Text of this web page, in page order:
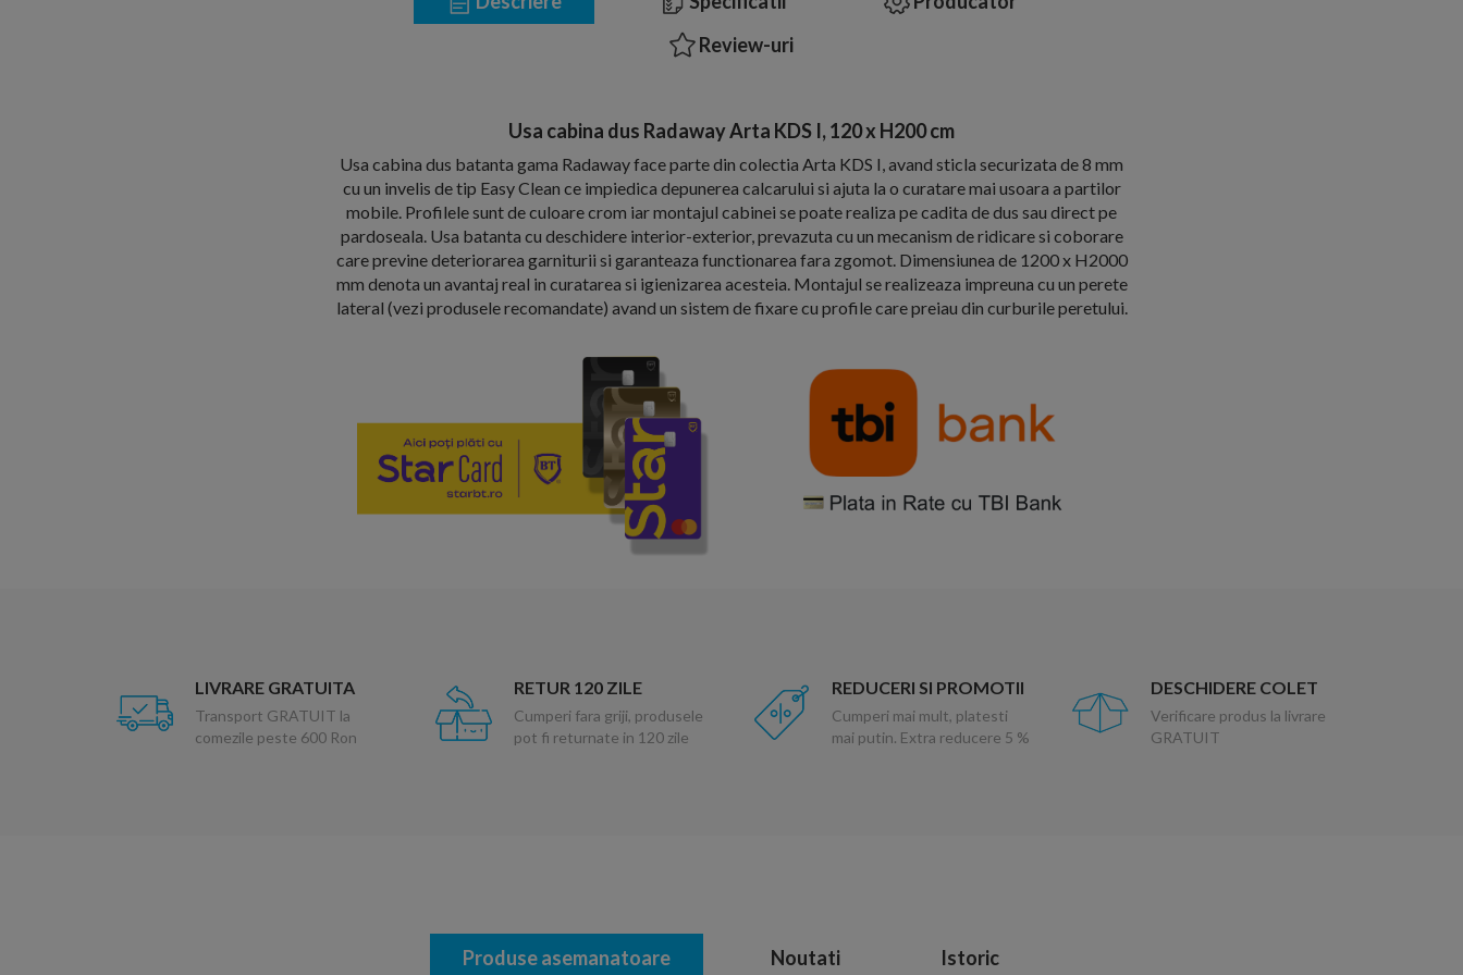
Review-uri
Usa cabina dus Radaway Arta KDS I, 120 x H200 cm
Usa cabina dus batanta gama Radaway face parte din colectia Arta KDS I, avand sticla securizata de 8 mm
cu un invelis de tip Easy Clean ce impiedica depunerea calcarului si ajuta la o curatare mai usoara a partilor
mobile. Profilele sunt de culoare crom iar montajul cabinei se poate realiza pe cadita de dus sau direct pe
pardoseala. Usa batanta cu deschidere interior-exterior, prevazuta cu un mecanism de ridicare si coborare
care previne deteriorarea garniturii si garanteaza functionarea fara zgomot. Dimensiunea de 1200 x H2000
mm denota un avantaj real in curatarea si igienizarea acesteia. Montajul se realizeaza impreuna cu un perete
lateral (vezi produsele recomandate) avand un sistem de fixare cu profile care preiau din curburile peretului.
LIVRARE GRATUITA
Transport GRATUIT la
comezile peste 600 Ron
RETUR 120 ZILE
Cumperi fara griji, produsele
pot fi returnate in 120 zile
REDUCERI SI PROMOTII
Cumperi mai mult, platesti
mai putin. Extra reducere 5 %
DESCHIDERE COLET
Verificare produs la livrare
GRATUIT
Produse asemanatoare Noutati Istoric